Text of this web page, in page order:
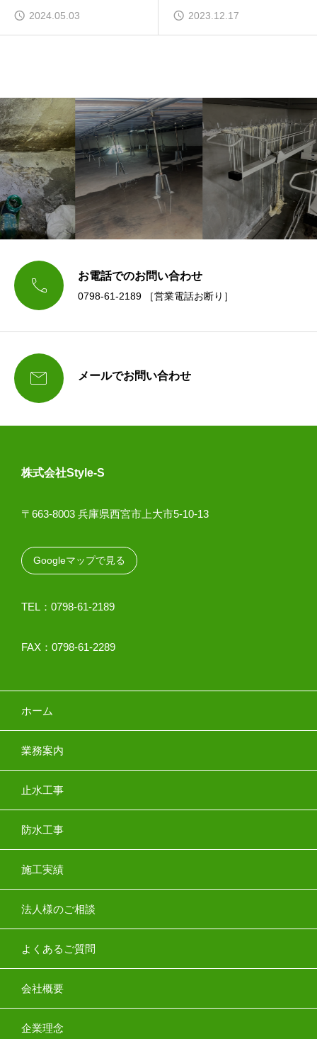
2024.05.03
2023.12.17
 お電話でのお問い合わせ
0798-61-2189 ［営業電話お断り］
 メールでお問い合わせ
株式会社Style-S
〒663-8003 兵庫県西宮市上大市5-10-13
Googleマップで見る
TEL：0798-61-2189
FAX：0798-61-2289
ホーム
業務案内
止水工事
防水工事
施工実績
法人様のご相談
よくあるご質問
会社概要
企業理念